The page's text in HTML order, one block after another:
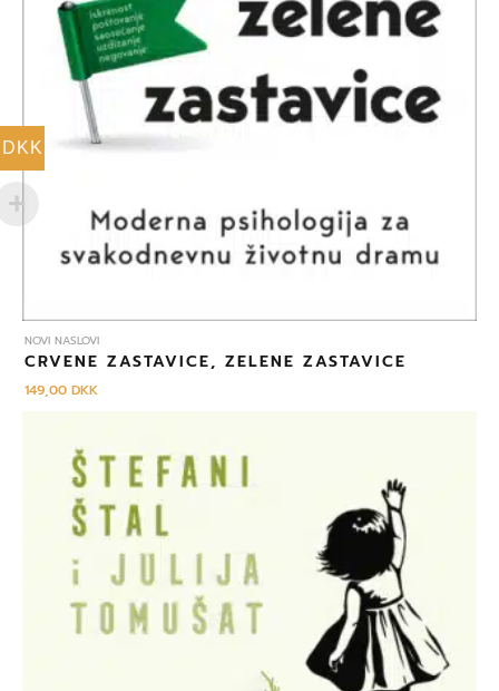
NOVI NASLOVI
CRVENE ZASTAVICE, ZELENE ZASTAVICE
149,00DKK
DKK